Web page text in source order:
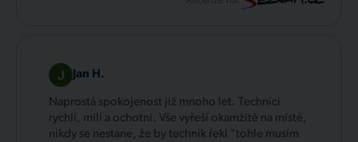
Jan H.
Naprostá spokojenost již mnoho let. Technici
rychlí, milí a ochotní. Vše vyřeší okamžitě na místě,
nikdy se nestane, že by technik řekl "tohle musím